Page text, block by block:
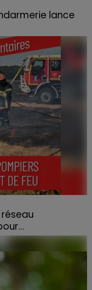
lance
propager au
habitations et
de personnes.
de départs de feu,
a lancé un appel
en aide...